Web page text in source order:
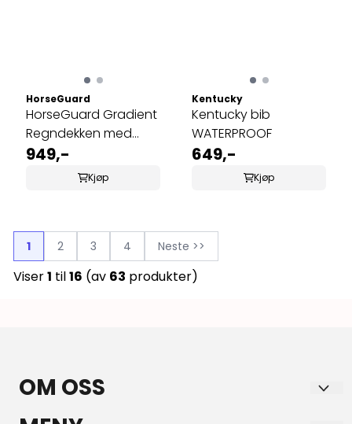
HorseGuard
HorseGuard Gradient
Regndekken med
Fleecefôr
949,-
Kjøp
Kentucky
Kentucky bib
WATERPROOF
649,-
Kjøp
1 2 3 4 Neste >>
Viser1 til16 (av 63 produkter)
OM OSS
HORSE & YOU AS